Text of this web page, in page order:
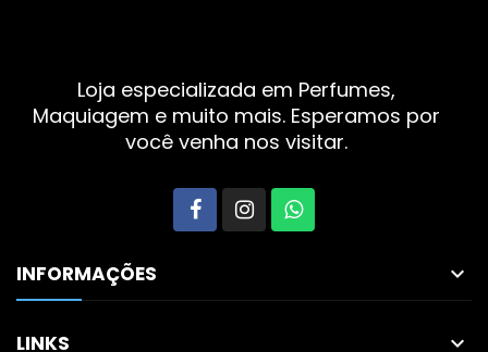
Loja especializada em Perfumes,
Maquiagem e muito mais. Esperamos por
você venha nos visitar.
INFORMAÇÕES 
LINKS 